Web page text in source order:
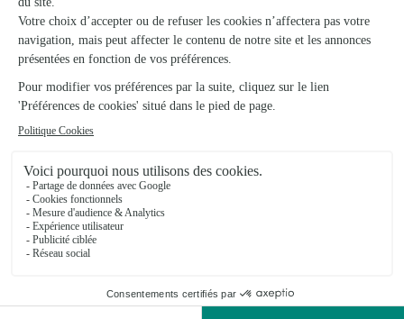
La Wantzenau
★★★★★ 4.3 (79)
3, rue du Général de Gaulle
Voir la boutique
Ils ont fait livrer des fleurs ou une plante à
Beinheim
Je met 5 etoile j adore cette enseigne…